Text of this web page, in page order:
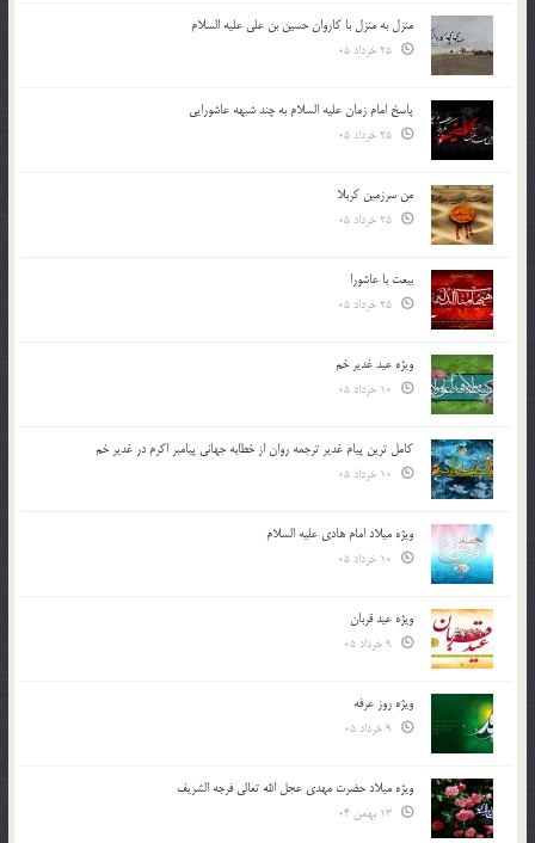
منزل به منزل با کاروان حسین بن علی علیه السلام
پاسخ امام زمان علیه السلام به چند شبهه عاشورایی
من سرزمین کربلا
بیعت با عاشورا
ویژه عید غدیر خم
کامل ترین پیام غدیر ترجمه روان از خطابه جهانی پیامبر اکرم در غدیر خم
ویژه میلاد امام هادی علیه السلام
ویژه عید قربان
ویژه روز عرفه
ویژه میلاد حضرت مهدی عجل الله تعالی فرجه الشريف